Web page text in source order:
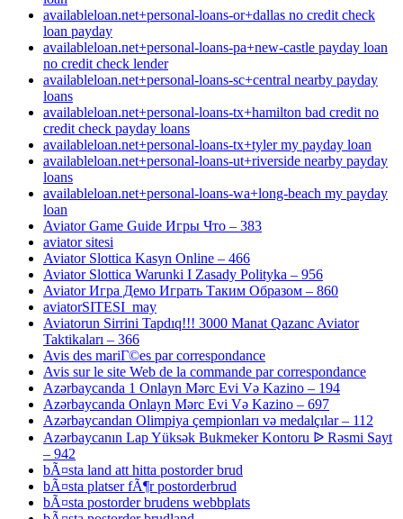
availableloan.net+personal-loans-or+dallas no credit check
loan payday
availableloan.net+personal-loans-pa+new-castle payday loan
no credit check lender
availableloan.net+personal-loans-sc+central nearby payday
loans
availableloan.net+personal-loans-tx+hamilton bad credit no
credit check payday loans
availableloan.net+personal-loans-tx+tyler my payday loan
availableloan.net+personal-loans-ut+riverside nearby payday
loans
availableloan.net+personal-loans-wa+long-beach my payday
loan
Aviator Game Guide Игры Что – 383
aviator sitesi
Aviator Slottica Kasyn Online – 466
Aviator Slottica Warunki I Zasady Polityka – 956
Aviator Игра Демо Играть Таким Образом – 860
aviatorSITESI_may
Aviatorun Sirrini Tapdıq!!! 3000 Manat Qazanc Aviator
Taktikaları – 366
Avis des mariГ©es par correspondance
Avis sur le site Web de la commande par correspondance
Azərbaycanda 1 Onlayn Mərc Evi Və Kazino – 194
Azərbaycanda Onlayn Mərc Evi Və Kazino – 697
Azərbaycandan Olimpiya çempionları və medalçılar – 112
Azərbaycanın Lap Yüksək Bukmeker Kontoru ᐉ Rəsmi Sayt
– 942
bÃ¤sta land att hitta postorder brud
bÃ¤sta platser fÃ¶r postorderbrud
bÃ¤sta postorder brudens webbplats